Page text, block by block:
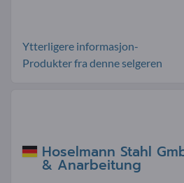
Ytterligere informasjon-
Produkter fra denne selgeren
Hoselmann Stahl
& Anarbeitung